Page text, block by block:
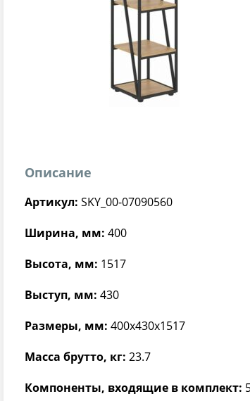
Описание
Артикул: SKY_00-07090560
Ширина, мм: 400
Высота, мм: 1517
Выступ, мм: 430
Размеры, мм: 400x430x1517
Масса брутто, кг: 23.7
Компоненты, входящие в комплект: